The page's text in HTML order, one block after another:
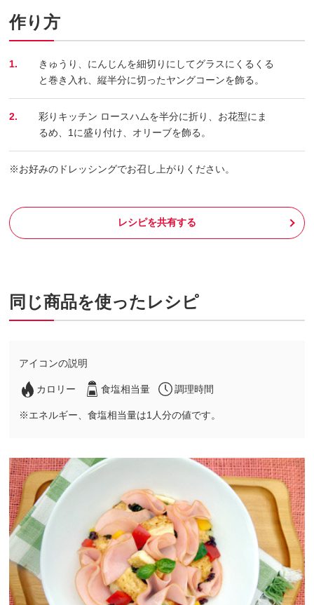
作り方
1.
きゅうり、にんじんを細切りにしてグラスにくるくる
と巻き入れ、縦半分に切ったヤングコーンを飾る。
2.
彩りキッチン ロースハムを半分に折り、お花型にま
るめ、1に盛り付け、オリーブを飾る。
※お好みのドレッシングでお召し上がりください。
レシピを共有する
同じ商品を使ったレシピ
アイコンの説明
カロリー 食塩相当量 調理時間
※エネルギー、食塩相当量は1人分の値です。